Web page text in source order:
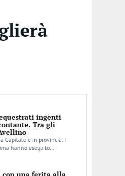
ingenti
Tra gli
Capitale e in provincia. I
hanno eseguito…